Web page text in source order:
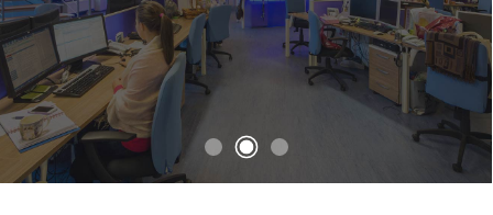
Grazie ai nostri sistemi siamo in grado di conoscere i problemi
critici che incidono sulle prestazioni, sulla connettività o sulle
applicazioni degli utenti in anticipo e lavorare in modo proattivo
per risolverli senza un minuto di inattività dei clienti.
SCOPRI DI PIÙ